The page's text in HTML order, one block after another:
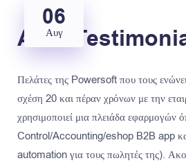
06
Αυγ
Arvo
Πελάτες της Powersoft που τους
σχέση 20 και πέραν χρόνων με την
χρησιμοποιεί μια πλειάδα εφαρμογών
Control/Accounting/eshop B2B app
automation για τους πωλητές της).